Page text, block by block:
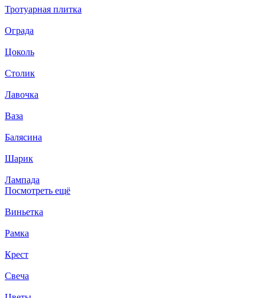
Тротуарная плитка
Ограда
Цоколь
Столик
Лавочка
Ваза
Балясина
Шарик
Лампада
Посмотреть ещё
Виньетка
Рамка
Крест
Свеча